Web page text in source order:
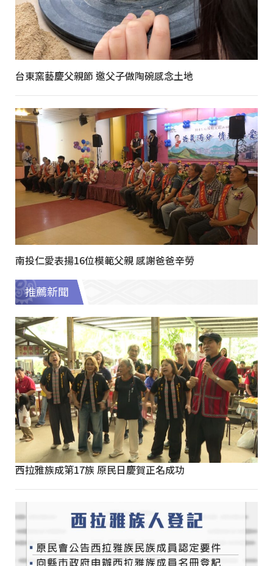
台東窯藝慶父親節 邀父子做陶碗感念土地
南投仁愛表揚16位模範父親 感謝爸爸辛勞
推薦新聞
西拉雅族成第17族 原民日慶賀正名成功